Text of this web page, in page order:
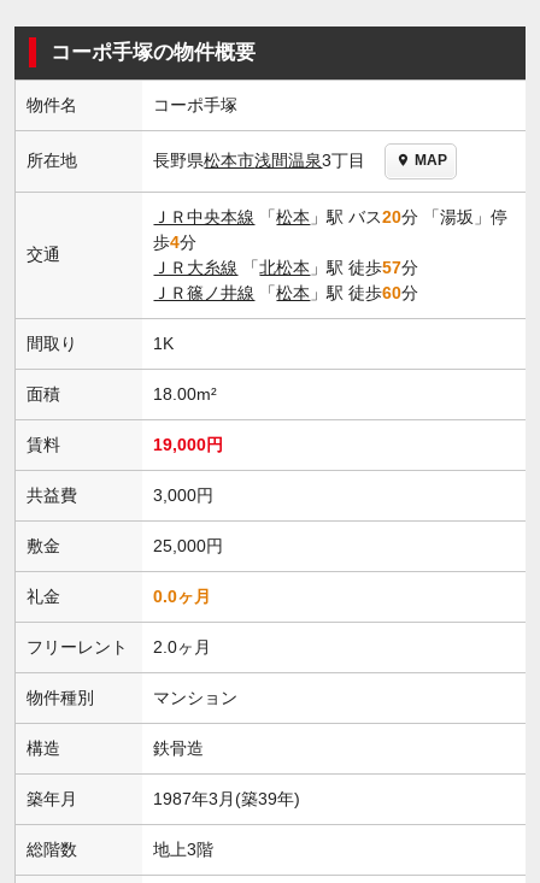
コーポ手塚の物件概要
物件名 コーポ手塚
所在地 長野県松本市浅間温泉3丁目 MAP
交通
ＪＲ中央本線 「松本 」駅 バス20分 「湯坂」停
歩4分
ＪＲ大糸線 「北松本 」駅 徒歩57分
ＪＲ篠ノ井線 「松本 」駅 徒歩60分
間取り 1K
面積 18.00m²
賃料 19,000円
共益費 3,000円
敷金 25,000円
礼金 0.0ヶ月
フリーレント 2.0ヶ月
物件種別 マンション
構造 鉄骨造
築年月 1987年3月(築39年)
総階数 地上3階